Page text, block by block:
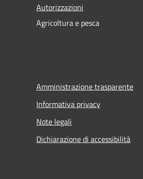
Autorizzazioni
Agricoltura e pesca
Amministrazione trasparente
Informativa privacy
Note legali
Dichiarazione di accessibilità